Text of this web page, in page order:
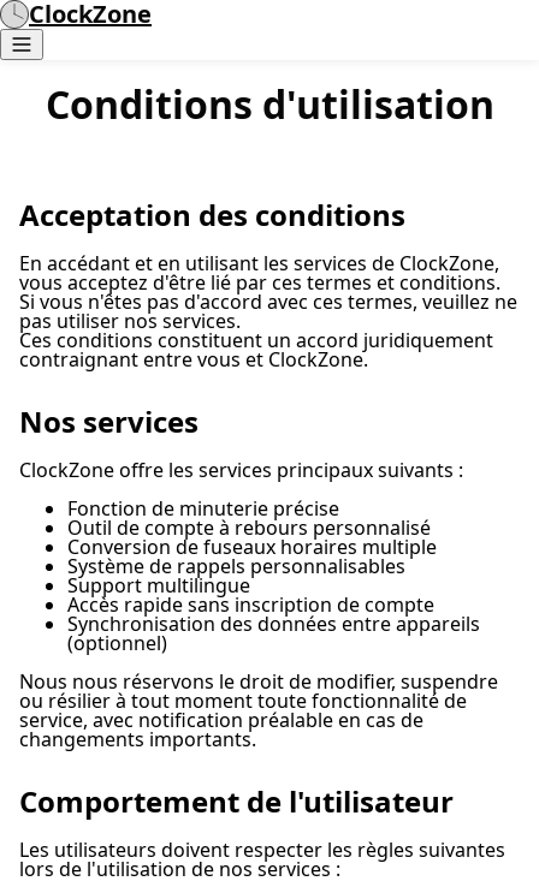
ClockZone
Conditions d'utilisation
Acceptation des conditions
En accédant et en utilisant les services de ClockZone,
vous acceptez d'être lié par ces termes et conditions.
Si vous n'êtes pas d'accord avec ces termes, veuillez ne
pas utiliser nos services.
Ces conditions constituent un accord juridiquement
contraignant entre vous et ClockZone.
Nos services
ClockZone offre les services principaux suivants :
Fonction de minuterie précise
Outil de compte à rebours personnalisé
Conversion de fuseaux horaires multiple
Système de rappels personnalisables
Support multilingue
Accès rapide sans inscription de compte
Synchronisation des données entre appareils
(optionnel)
Nous nous réservons le droit de modifier, suspendre
ou résilier à tout moment toute fonctionnalité de
service, avec notification préalable en cas de
changements importants.
Comportement de l'utilisateur
Les utilisateurs doivent respecter les règles suivantes
lors de l'utilisation de nos services :